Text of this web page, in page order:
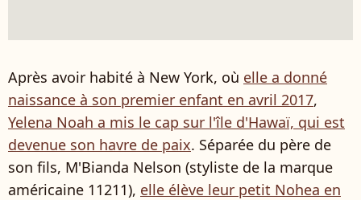
Après avoir habité à New York, où elle a donné
naissance à son premier enfant en avril 2017,
Yelena Noah a mis le cap sur l'île d'Hawaï, qui est
devenue son havre de paix. Séparée du père de
son fils, M'Bianda Nelson (styliste de la marque
américaine 11211), elle élève leur petit Nohea en